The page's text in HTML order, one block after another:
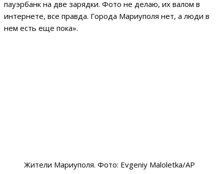
пауэрбанк на две зарядки. Фото не делаю, их валом в
интернете, все правда. Города Мариуполя нет, а люди в
нем есть еще пока».
Жители Мариуполя. Фото: Evgeniy Maloletka/AP